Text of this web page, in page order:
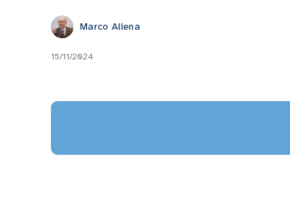
Marco Allena
15/11/2024